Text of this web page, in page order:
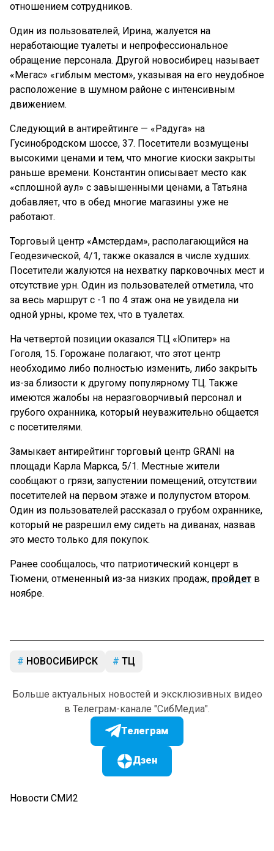
отношением сотрудников.
Один из пользователей, Ирина, жалуется на
неработающие туалеты и непрофессиональное
обращение персонала. Другой новосибирец называет
«Мегас» «гиблым местом», указывая на его неудобное
расположение в шумном районе с интенсивным
движением.
Следующий в антирейтинге — «Радуга» на
Гусинобродском шоссе, 37. Посетители возмущены
высокими ценами и тем, что многие киоски закрыты
раньше времени. Константин описывает место как
«сплошной аул» с завышенными ценами, а Татьяна
добавляет, что в обед многие магазины уже не
работают.
Торговый центр «Амстердам», располагающийся на
Геодезической, 4/1, также оказался в числе худших.
Посетители жалуются на нехватку парковочных мест и
отсутствие урн. Один из пользователей отметила, что
за весь маршрут с -1 по 4 этаж она не увидела ни
одной урны, кроме тех, что в туалетах.
На четвертой позиции оказался ТЦ «Юпитер» на
Гоголя, 15. Горожане полагают, что этот центр
необходимо либо полностью изменить, либо закрыть
из-за близости к другому популярному ТЦ. Также
имеются жалобы на неразговорчивый персонал и
грубого охранника, который неуважительно общается
с посетителями.
Замыкает антирейтинг торговый центр GRANI на
площади Карла Маркса, 5/1. Местные жители
сообщают о грязи, запустении помещений, отсутствии
посетителей на первом этаже и полупустом втором.
Один из пользователей рассказал о грубом охраннике,
который не разрешил ему сидеть на диванах, назвав
это место только для покупок.
Ранее сообщалось, что патриотический концерт в
Тюмени, отмененный из-за низких продаж, пройдет в
ноябре.
НОВОСИБИРСК ТЦ
Больше актуальных новостей и эксклюзивных видео
в Телеграм-канале "СибМедиа".
Телеграм
Дзен
Новости СМИ2